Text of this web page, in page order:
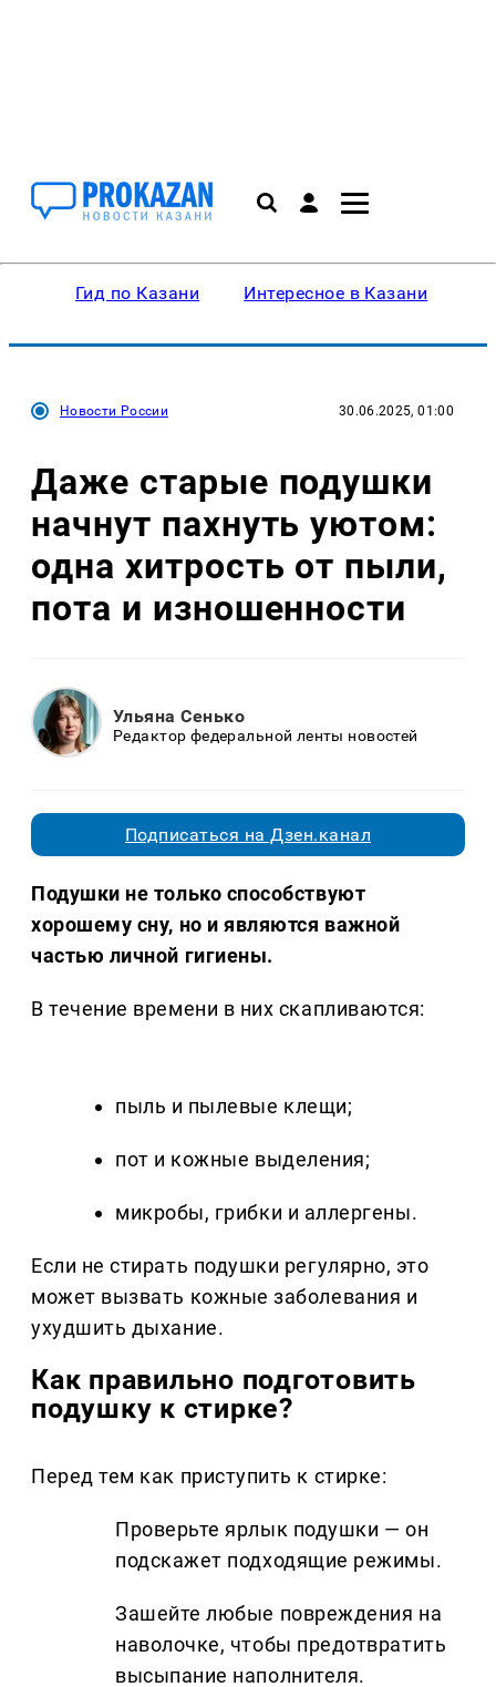
Гид по Казани Интересное в Казани
Новости России 30.06.2025, 01:00
Даже старые подушки
начнут пахнуть уютом:
одна хитрость от пыли,
пота и изношенности
Ульяна Сенько
Редактор федеральной ленты новостей
Подписаться на Дзен.канал
Подушки не только способствуют
хорошему сну, но и являются важной
частью личной гигиены.
В течение времени в них скапливаются:
пыль и пылевые клещи;
пот и кожные выделения;
микробы, грибки и аллергены.
Если не стирать подушки регулярно, это
может вызвать кожные заболевания и
ухудшить дыхание.
Как правильно подготовить
подушку к стирке?
Перед тем как приступить к стирке:
Проверьте ярлык подушки — он
подскажет подходящие режимы.
Зашейте любые повреждения на
наволочке, чтобы предотвратить
высыпание наполнителя.